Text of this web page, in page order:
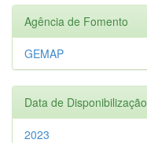
Agência de Fomento
GEMAP
Data de Disponibilização
2023